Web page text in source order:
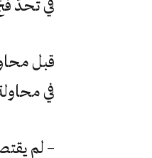
في تحدّ
قبل
في
– لم